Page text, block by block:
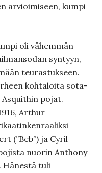
arvioimi­seen, kumpi
oli vähemmän
syntyyn,
teurastukseen.
kohtaloita sota-
Asquithin pojat.
Arthur
(”Beb”) ja Cyril
nuorin Anthony
Hänestä tuli